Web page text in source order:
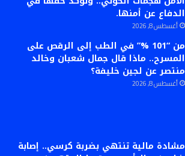
الدفاع عن أمنها.
أغسطس 8, 2026
من “101 %” في الطب إلى الرقص على
المسرح.. ماذا قال جمال شعبان وخالد
منتصر عن لجين خليفة؟
أغسطس 8, 2026
مشادة مالية تنتهي بضربة كرسي.. إصابة